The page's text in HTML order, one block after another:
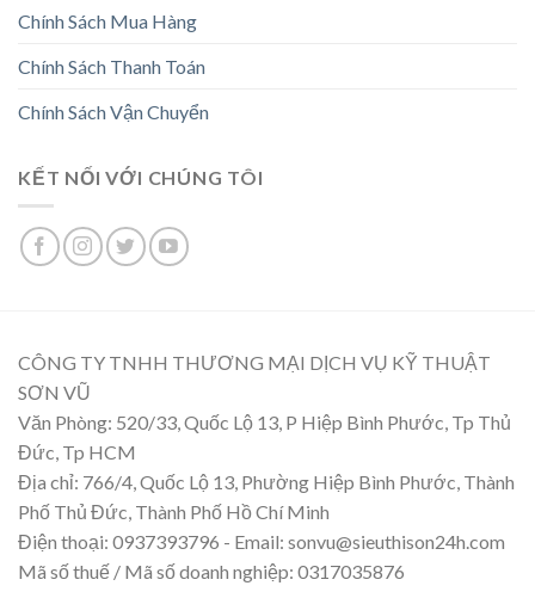
Chính Sách Mua Hàng
Chính Sách Thanh Toán
Chính Sách Vận Chuyển
KẾT NỐI VỚI CHÚNG TÔI
CÔNG TY TNHH THƯƠNG MẠI DỊCH VỤ KỸ THUẬT
SƠN VŨ
Văn Phòng: 520/33, Quốc Lộ 13, P Hiệp Bình Phước, Tp Thủ
Đức, Tp HCM
Địa chỉ: 766/4, Quốc Lộ 13, Phường Hiệp Bình Phước, Thành
Phố Thủ Đức, Thành Phố Hồ Chí Minh
Điện thoại: 0937393796 - Email: sonvu@sieuthison24h.com
Mã số thuế / Mã số doanh nghiệp: 0317035876